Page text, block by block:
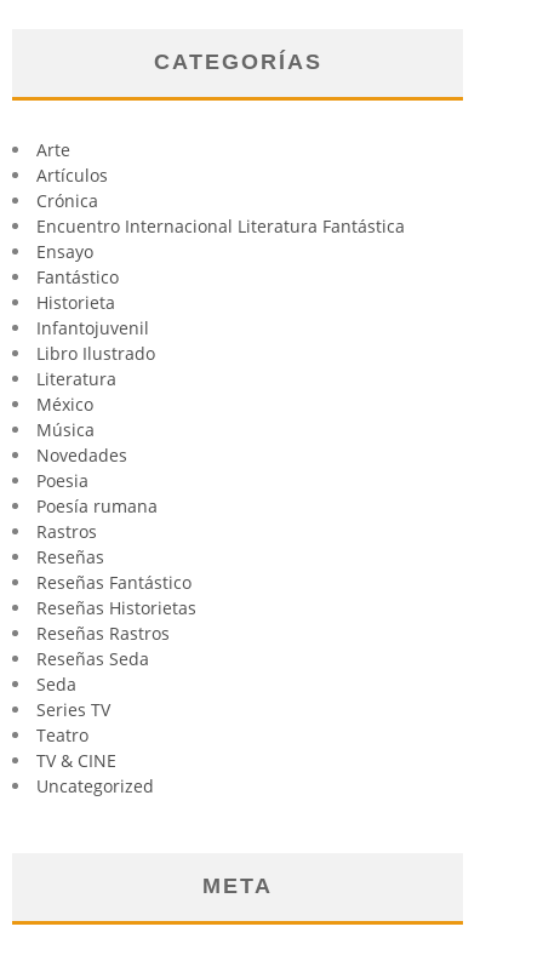
CATEGORÍAS
Arte
Artículos
Crónica
Encuentro Internacional Literatura Fantástica
Ensayo
Fantástico
Historieta
Infantojuvenil
Libro Ilustrado
Literatura
México
Música
Novedades
Poesia
Poesía rumana
Rastros
Reseñas
Reseñas Fantástico
Reseñas Historietas
Reseñas Rastros
Reseñas Seda
Seda
Series TV
Teatro
TV & CINE
Uncategorized
META